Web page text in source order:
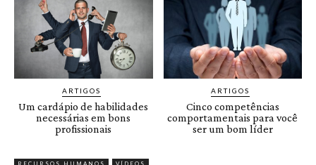
ARTIGOS
Um cardápio de habilidades
necessárias em bons
profissionais
ARTIGOS
Cinco competências
comportamentais para você
ser um bom líder